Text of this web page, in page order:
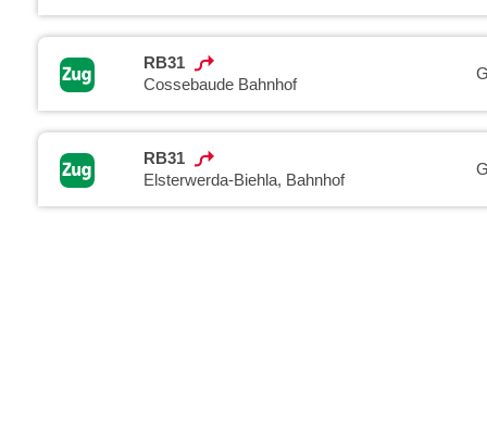
RB31
Cossebaude Bahnhof
RB31
Elsterwerda-Biehla, Bahnhof